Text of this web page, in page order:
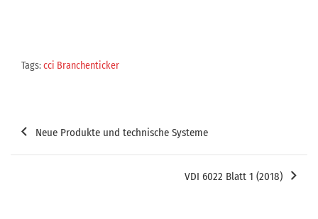
Tags:cci Branchenticker
Beitragsnavigation
Neue Produkte und technische Systeme
VDI 6022 Blatt 1 (2018)